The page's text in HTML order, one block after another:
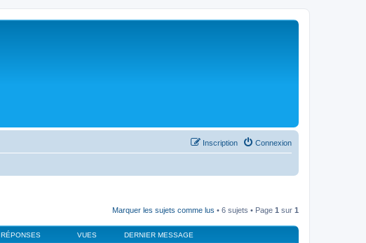
Connexion
Inscription
Marquer les sujets comme lus • 6 sujets • Page 1 sur 1
RÉPONSES VUES DERNIER MESSAGE